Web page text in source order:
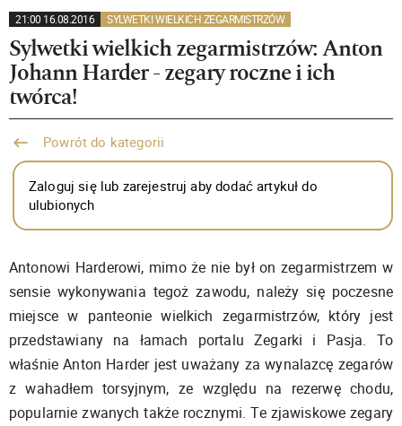
21:00 16.08.2016 SYLWETKI WIELKICH ZEGARMISTRZÓW
Sylwetki wielkich zegarmistrzów: Anton
Johann Harder - zegary roczne i ich
twórca!
Powrót do kategorii
Zaloguj się lub zarejestruj aby dodać artykuł do
ulubionych
Antonowi Harderowi, mimo że nie był on zegarmistrzem w
sensie wykonywania tegoż zawodu, należy się poczesne
miejsce w panteonie wielkich zegarmistrzów, który jest
przedstawiany na łamach portalu Zegarki i Pasja. To
właśnie Anton Harder jest uważany za wynalazcę zegarów
z wahadłem torsyjnym, ze względu na rezerwę chodu,
popularnie zwanych także rocznymi. Te zjawiskowe zegary